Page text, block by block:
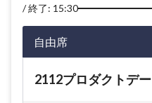
終了: 15:30
自由席
2112プロダクトデー